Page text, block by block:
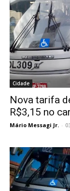
Cidade
Nova tarifa
R$3,15 no
Mário Messagi Jr. -